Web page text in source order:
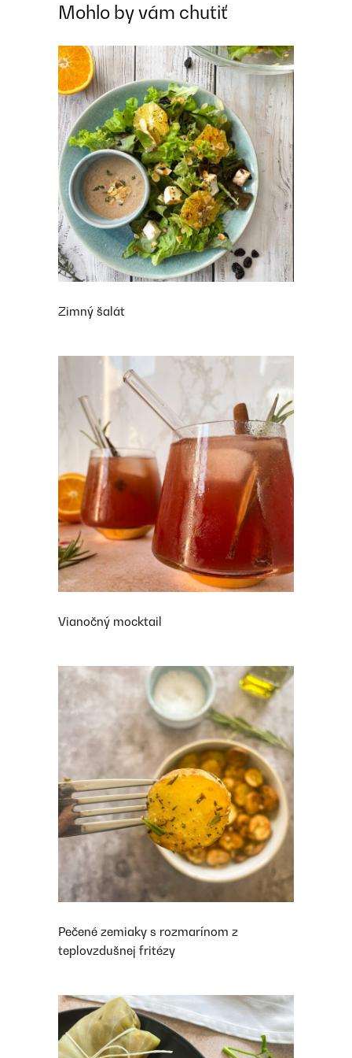
Mohlo by vám chutiť
Zimný šalát
Vianočný mocktail
Pečené zemiaky s rozmarínom z
teplovzdušnej fritézy